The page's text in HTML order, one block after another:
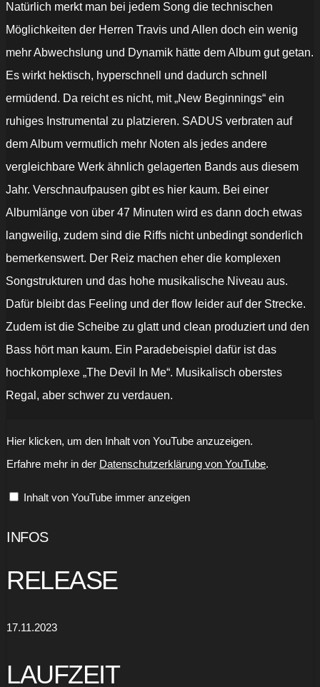
Natürlich merkt man bei jedem Song die technischen
Möglichkeiten der Herren Travis und Allen doch ein wenig
mehr Abwechslung und Dynamik hätte dem Album gut getan.
Es wirkt hektisch, hyperschnell und dadurch schnell
ermüdend. Da reicht es nicht, mit „New Beginnings“ ein
ruhiges Instrumental zu platzieren. SADUS verbraten auf
dem Album vermutlich mehr Noten als jedes andere
vergleichbare Werk ähnlich gelagerten Bands aus diesem
Jahr. Verschnaufpausen gibt es hier kaum. Bei einer
Albumlänge von über 47 Minuten wird es dann doch etwas
langweilig, zudem sind die Riffs nicht unbedingt sonderlich
bemerkenswert. Der Reiz machen eher die komplexen
Songstrukturen und das hohe musikalische Niveau aus.
Dafür bleibt das Feeling und der flow leider auf der Strecke.
Zudem ist die Scheibe zu glatt und clean produziert und den
Bass hört man kaum. Ein Paradebeispiel dafür ist das
hochkomplexe „The Devil In Me“. Musikalisch oberstes
Regal, aber schwer zu verdauen.
Shadow
von
Hier klicken, um den Inhalt von YouTube anzuzeigen.
Erfahre mehr in der Datenschutzerklärung von YouTube.
Inhalt von YouTube immer anzeigen
INFOS
RELEASE
17.11.2023
LAUFZEIT